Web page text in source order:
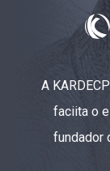
A
faciita o
fundador